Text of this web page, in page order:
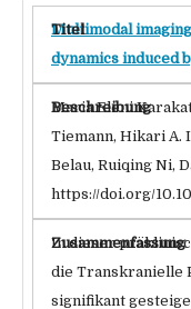
Multimodal
dynamics induced
Maria Eleni
Tiemann, Hikari A.
Belau, Ruiqing Ni,
https://doi.org/
In dieser
die Transkranielle
signifikant